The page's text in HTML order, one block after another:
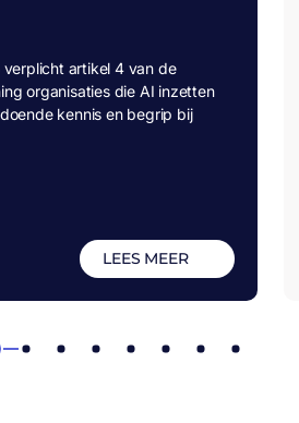
artikel 4 van de
organisaties die AI inzetten
kennis en begrip bij
LEES MEER
2 3 4 5 6 7 8